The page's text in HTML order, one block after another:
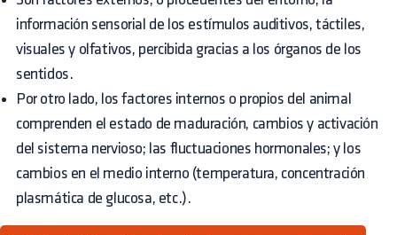
información sensorial de los estímulos auditivos, táctiles,
visuales y olfativos, percibida gracias a los órganos de los
sentidos.
Por otro lado, los factores internos o propios del animal
comprenden el estado de maduración, cambios y activación
del sistema nervioso; las fluctuaciones hormonales; y los
cambios en el medio interno (temperatura, concentración
plasmática de glucosa, etc.).